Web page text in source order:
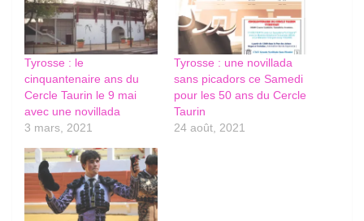
Tyrosse : le
cinquantenaire ans du
Cercle Taurin le 9 mai
avec une novillada
3 mars, 2021
Tyrosse : une novillada
sans picadors ce Samedi
pour les 50 ans du Cercle
Taurin
24 août, 2021